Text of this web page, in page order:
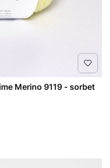
Merino 9119 - sorbet